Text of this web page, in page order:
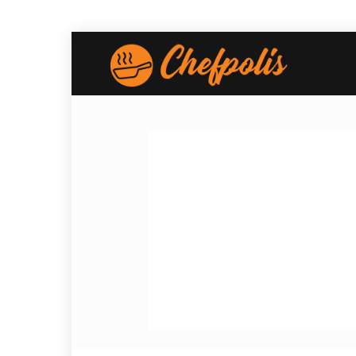
Chefpolis